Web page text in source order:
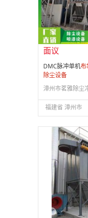
成立日期：
供应产品：25 条
面议
DMC脉冲单机布
除尘设备
福建省 漳州市
会员注册：
第 4 年
经营模式：生产
成立日期：
供应产品：42 条